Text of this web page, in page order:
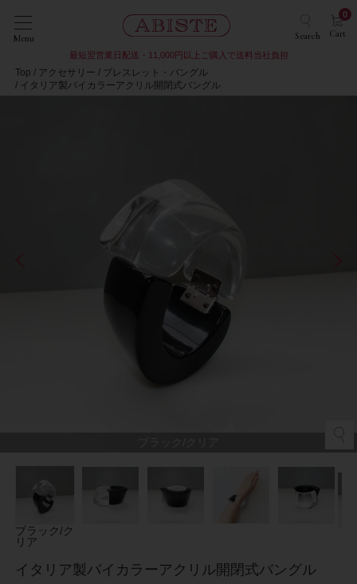
Menu Search Cart
0
最短翌営業日配送・11,000円以上ご購入で送料当社負担
Top アクセサリー
ブレスレット・バングル
イタリア製バイカラーアクリル開閉式バングル
ブラック/ク
リア
イタリア製バイカラーアクリル開閉式バングル